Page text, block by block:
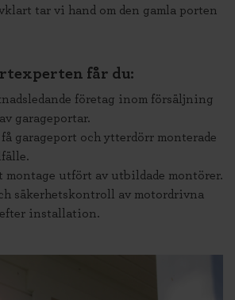
tar vi hand om den gamla porten
får du:
företag inom försäljning
garageportar.
garageport och ytterdörr monterade
montage utfört av utbildade montörer.
säkerhetskontroll av motordrivna
installation.